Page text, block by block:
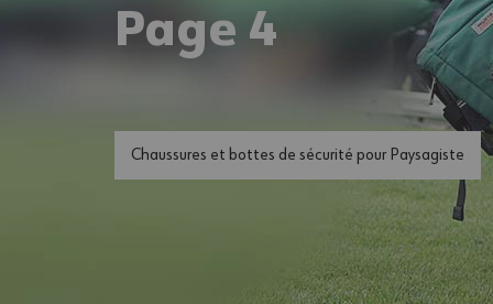
Page 4
Chaussures et bottes de sécurité pour Paysagiste